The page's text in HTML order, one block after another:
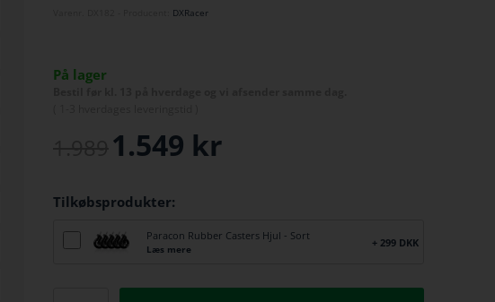
DXRacer
På lager
1.549 kr
Tilkøbsprodukter:
Paracon Rubber Casters Hjul - Sort
Læs mere + 299 DKK